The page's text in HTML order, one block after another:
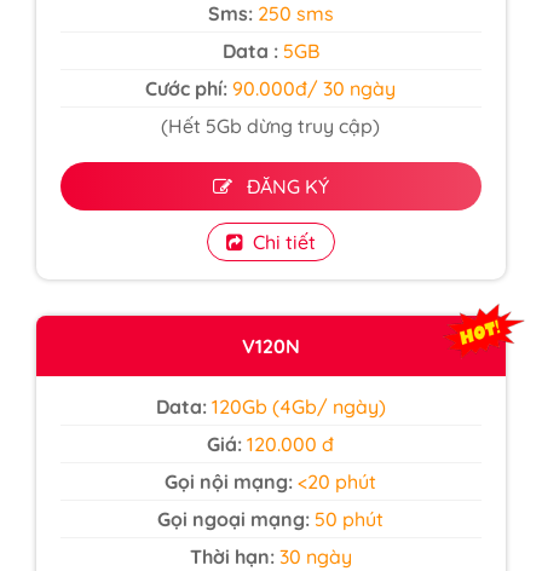
Sms:250 sms
Data :5GB
Cước phí: 90.000đ/ 30 ngày
(Hết 5Gb dừng truy cập)
ĐĂNG KÝ
Chi tiết
V120N
Data: 120Gb (4Gb/ ngày)
Giá:120.000 đ
Gọi nội mạng:<20 phút
Gọi ngoại mạng: 50 phút
Thời hạn:30 ngày